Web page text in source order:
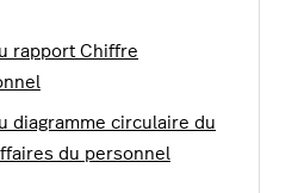
rapport Chiffre
diagramme circulaire du
du personnel